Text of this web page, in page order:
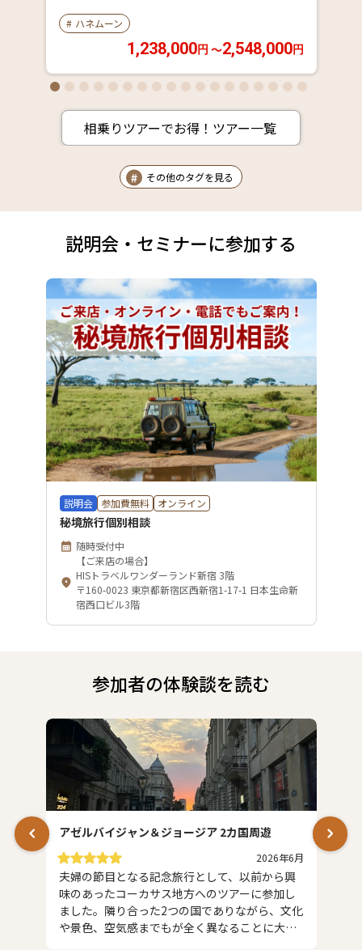
# ハネムーン
1,238,000円 〜2,548,000円
相乗りツアーでお得！ツアー一覧
その他のタグを見る
説明会・セミナーに参加する
説明会 参加費無料 オンライン
秘境旅行個別相談
随時受付中
【ご来店の場合】
HISトラベルワンダーランド新宿 3階
〒160-0023 東京都新宿区西新宿1-17-1 日本生命新
宿西口ビル3階
参加者の体験談を読む
アゼルバイジャン＆ジョージア 2カ国周遊
2026年6月
夫婦の節目となる記念旅行として、以前から興
味のあったコーカサス地方へのツアーに参加し
ました。隣り合った2つの国でありながら、文化
や景色、空気感までもが全く異なることに大変